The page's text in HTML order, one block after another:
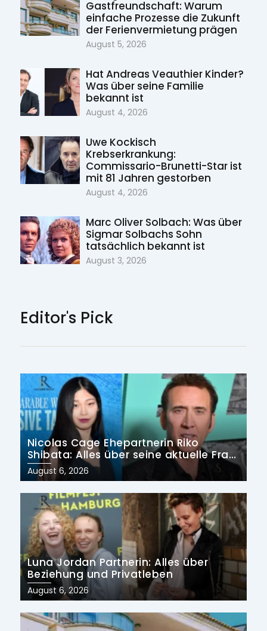
Gastfreundschaft: Warum
einfache Prozesse die Zukunft
der Ferienvermietung prägen
August 5, 2026
Hat Andreas Veauthier Kinder?
Was über seine Familie
bekannt ist
August 4, 2026
Uwe Kockisch
Krebserkrankung:
Commissario-Brunetti-Star ist
mit 81 Jahren gestorben
August 4, 2026
Marc Oliver Solbach: Was über
Sigmar Solbachs Sohn
tatsächlich bekannt ist
August 3, 2026
Editor's Pick
Nicolas Cage Ehepartnerin Riko
Shibata: Alles über seine aktuelle Frau
und früheren Ehen
Posted
on
August 6, 2026
Luna Jordan Partnerin: Alles über
Beziehung und Privatleben
Posted
on
August 6, 2026